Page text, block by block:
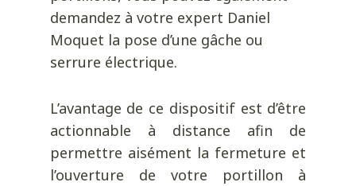
demandez à votre expert Daniel
Moquet la pose d’une gâche ou
serrure électrique.
L’avantage de ce dispositif est d’être
actionnable à distance afin de
permettre aisément la fermeture et
l’ouverture de votre portillon à